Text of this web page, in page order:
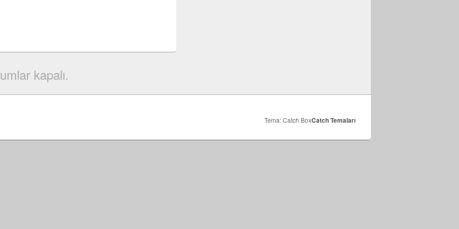
kapalı.
Tema: Catch BoxCatch Temaları